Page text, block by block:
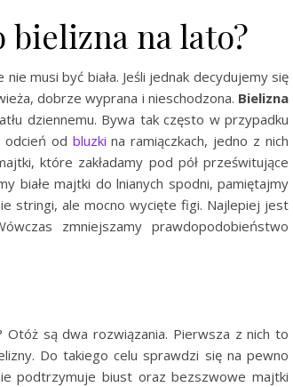
bielizna na lato?
musi być biała. Jeśli jednak decydujemy się
dobrze wyprana i nieschodzona. Bielizna
dziennemu. Bywa tak często w przypadku
odcień od bluzki na ramiączkach, jedno z nich
które zakładamy pod pół prześwitujące
białe majtki do lnianych spodni, pamiętajmy
stringi, ale mocno wycięte figi. Najlepiej jest
zmniejszamy prawdopodobieństwo
Otóż są dwa rozwiązania. Pierwsza z nich to
Do takiego celu sprawdzi się na pewno
podtrzymuje biust oraz bezszwowe majtki